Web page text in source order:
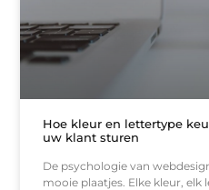
Hoe kleur en lettertype
uw klant sturen
De psychologie van
mooie plaatjes. Elke kleur,